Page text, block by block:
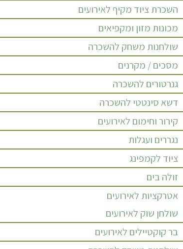
השכרת ציוד מקיף לאירועים
מכונות מזון ומקפיאים
שולחנות משחק להשכרה
מסכים / מקרנים
גנרטורים להשכרה
דשא סינטטי להשכרה
קירור וחימום לאירועים
נגררים ועגלות
ציוד לקמפינג
זולה בים
אטרקציות לאירועים
שולחן שוק לאירועים
בר קוקטיילים לאירועים